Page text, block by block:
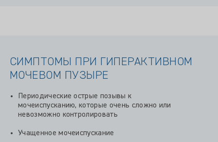
СИМПТОМЫ ПРИ ГИПЕРАКТИВНОМ
МОЧЕВОМ ПУЗЫРЕ
Периодические острые позывы к
мочеиспусканию, которые очень сложно или
невозможно контролировать
Учащенное мочеиспускание